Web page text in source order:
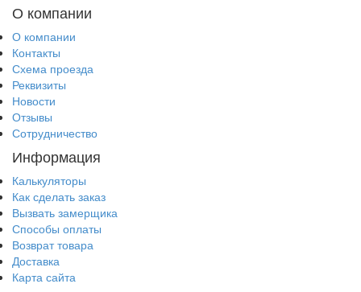
О компании
О компании
Контакты
Схема проезда
Реквизиты
Новости
Отзывы
Сотрудничество
Информация
Калькуляторы
Как сделать заказ
Вызвать замерщика
Способы оплаты
Возврат товара
Доставка
Карта сайта